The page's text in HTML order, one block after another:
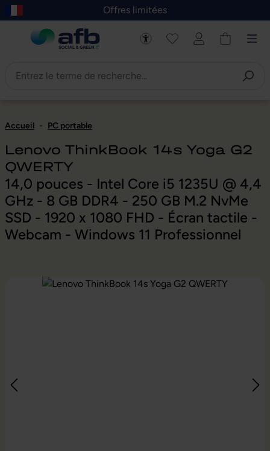
au contenu principal
Skip to B2B platform navigation
Offres limitées
Accueil - PC portable
Lenovo ThinkBook 14s Yoga G2
QWERTY
14,0 pouces - Intel Core i5 1235U @ 4,4
GHz - 8 GB DDR4 - 250 GB M.2 NvMe
SSD - 1920 x 1080 FHD - Écran tactile -
Webcam - Windows 11 Professionnel
Ignorer la galerie d'images